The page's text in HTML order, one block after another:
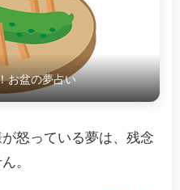
お盆の夢占い
怒っている夢は、残念
。